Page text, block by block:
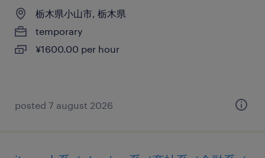
栃木県小山市, 栃木県
temporary
¥1600.00 per hour
posted 7 august 2026